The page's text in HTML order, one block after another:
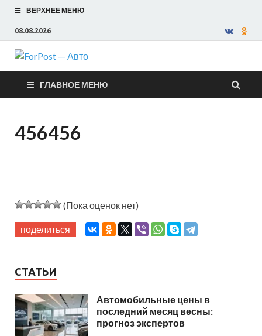
ВЕРХНЕЕ МЕНЮ
08.08.2026
ForPost —
Авто
ГЛАВНОЕ МЕНЮ
456456
(Пока оценок нет)
поделиться
СТАТЬИ
Автомобильные цены в
последний месяц весны:
прогноз экспертов